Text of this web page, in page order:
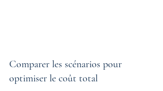
Comparer les scénarios pour
optimiser le coût total